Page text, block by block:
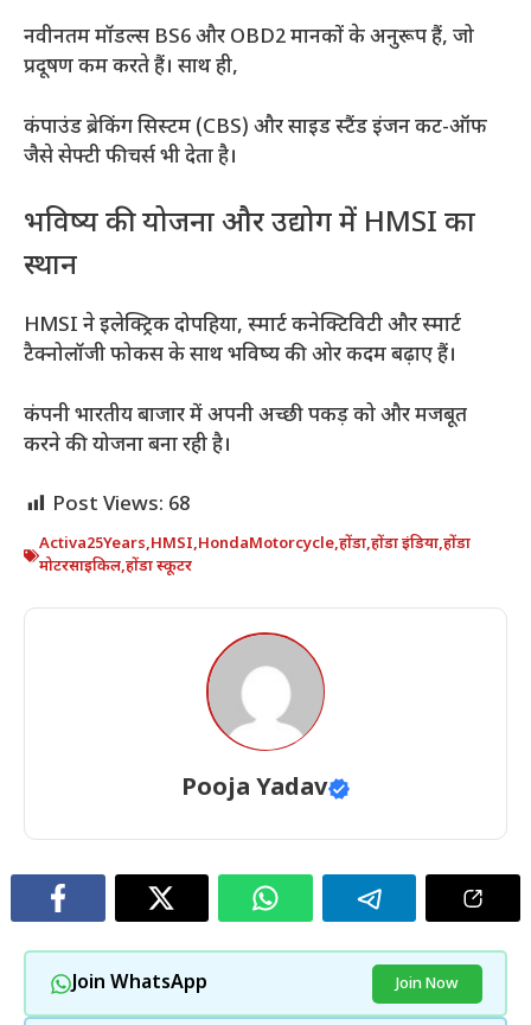
नवीनतम मॉडल्स BS6 और OBD2 मानकों के अनुरूप हैं, जो
प्रदूषण कम करते हैं। साथ ही,
कंपाउंड ब्रेकिंग सिस्टम (CBS) और साइड स्टैंड इंजन कट-ऑफ
जैसे सेफ्टी फीचर्स भी देता है।
भविष्य की योजना और उद्योग में HMSI का
स्थान
HMSI ने इलेक्ट्रिक दोपहिया, स्मार्ट कनेक्टिविटी और स्मार्ट
टैक्नोलॉजी फोकस के साथ भविष्य की ओर कदम बढ़ाए हैं।
कंपनी भारतीय बाजार में अपनी अच्छी पकड़ को और मजबूत
करने की योजना बना रही है।
Post Views: 68
Activa25Years,HMSI,HondaMotorcycle,होंडा,होंडा इंडिया,होंडा
मोटरसाइकिल,होंडा स्कूटर
Pooja Yadav
Join WhatsApp Join Now